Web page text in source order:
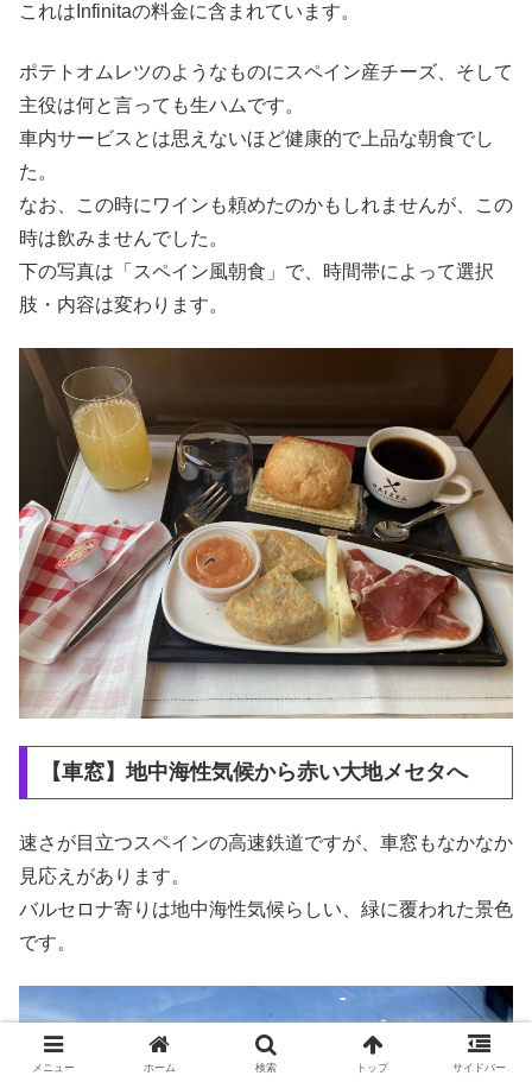
これはInfinitaの料金に含まれています。
ポテトオムレツのようなものにスペイン産チーズ、そして
主役は何と言っても生ハムです。
車内サービスとは思えないほど健康的で上品な朝食でし
た。
なお、この時にワインも頼めたのかもしれませんが、この
時は飲みませんでした。
下の写真は「スペイン風朝食」で、時間帯によって選択
肢・内容は変わります。
【車窓】地中海性気候から赤い大地メセタへ
速さが目立つスペインの高速鉄道ですが、車窓もなかなか
見応えがあります。
バルセロナ寄りは地中海性気候らしい、緑に覆われた景色
です。
メニュー ホーム 検索 トップ サイドバー